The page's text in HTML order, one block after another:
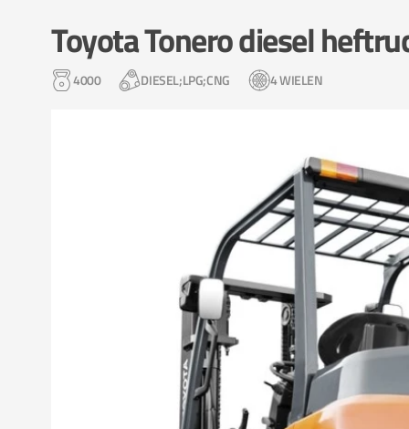
Toyota Tonero diesel
4000 DIESEL;LPG;CNG 4 WIELEN